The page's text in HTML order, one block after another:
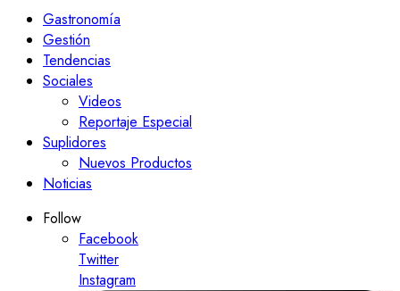
Gastronomía
Gestión
Tendencias
Sociales
Videos
Reportaje Especial
Suplidores
Nuevos Productos
Noticias
Follow
Facebook
Twitter
Instagram